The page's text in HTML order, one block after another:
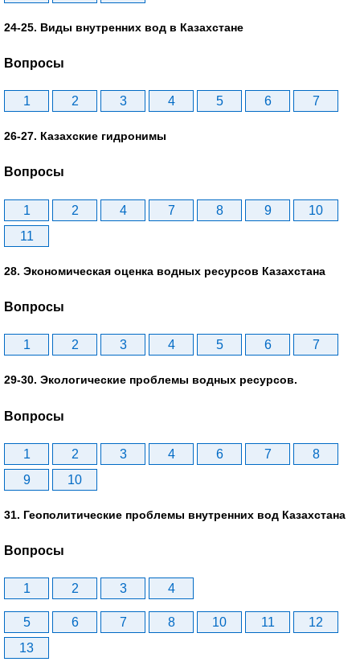
24-25. Виды внутренних вод в Казахстане
Вопросы
1 2 3 4 5 6 7
26-27. Казахские гидронимы
Вопросы
1 2 4 7 8 9
10
11
28. Экономическая оценка водных ресурсов Казахстана
Вопросы
1 2 3 4 5 6 7
29-30. Экологические проблемы водных ресурсов.
Вопросы
1 2 3 4 6 7
8
9
10
31. Геополитические проблемы внутренних вод Казахстана
Вопросы
1 2 3 4
5 6 7 8 10 11
12
13